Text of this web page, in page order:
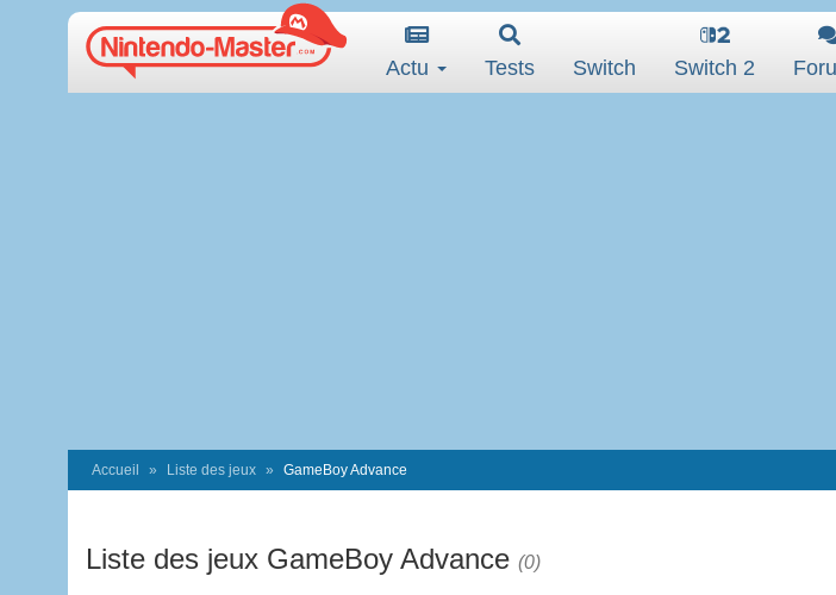
Actu Tests Switch Switch 2
Accueil Liste des jeux GameBoy Advance
Liste des jeux GameBoy Advance (0)